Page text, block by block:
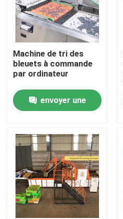
Maison
Produits
Vidéos
VR Show
Au sujet de nous
Machine de tri des
bleuets à commande
par ordinateur
envoyer une